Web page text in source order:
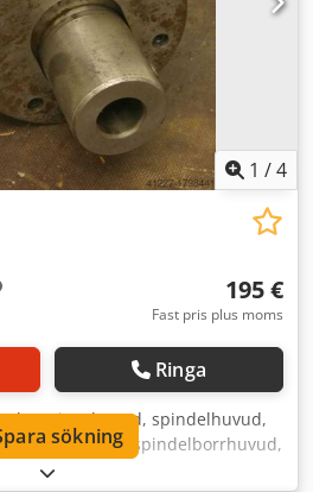
1 /4
195 €
Fast pris plus moms
Ringa
spindelhuvud,
spårhuvud, spindelborrhuvud,
Dsdpfx Acjb A Rllsgowa
sökning